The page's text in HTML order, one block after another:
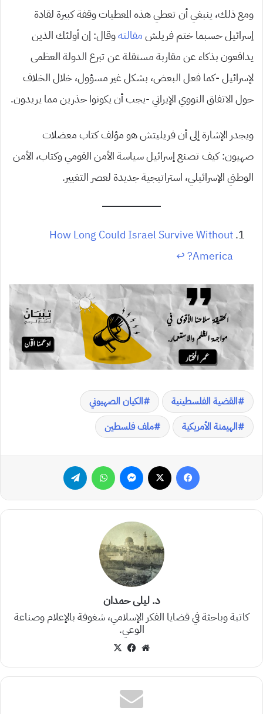
ومع ذلك، ينبغي أن تعطي هذه المعطيات وقفة كبيرة لقادة
إسرائيل حسبما ختم فريلشمقالتهوقال: إن أولئك الذين
يدافعون بذكاء عن مقاربة مستقلة عن تبرع الدولة العظمى
لإسرائيل -كما فعل البعض، بشكل غير مسؤول، خلال الخلاف
حول الاتفاق النووي الإيراني -يجب أن يكونوا حذرين مما يريدون.
ويجدر الإشارة إلى أن فريليتش هو مؤلف كتاب معضلات
صهيون: كيف تصنع إسرائيل سياسة الأمن القومي وكتاب، الأمن
الوطني الإسرائيلي، استراتيجية جديدة لعصر التغيير.
How Long Could Israel Survive Without
America?
↩︎
القضية الفلسطينية
الكيان الصهيوني
الهيمنة الأمريكية
ملف فلسطين
فيسبوك ماسنجر واتساب
د. ليلى حمدان
كاتبة وباحثة في قضايا الفكر الإسلامي، شغوفة بالإعلام وصناعة
الوعي.
موقع فيسبوك